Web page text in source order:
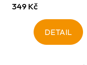
349 Kč
DETAIL